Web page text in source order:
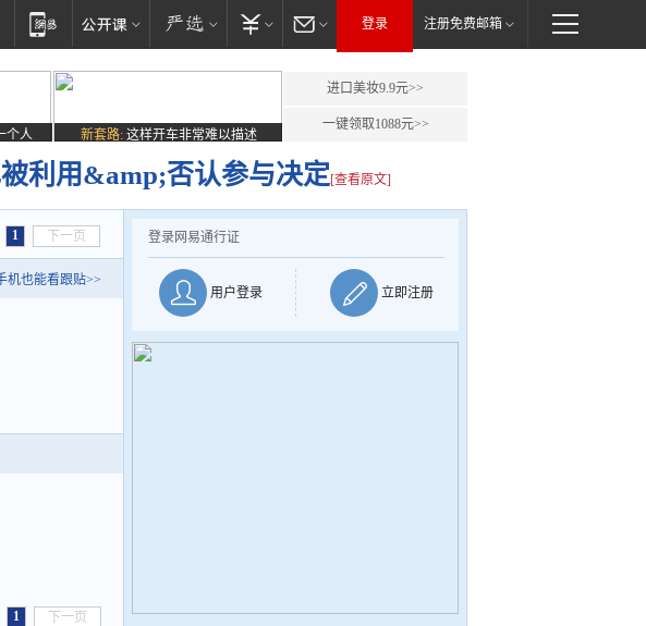
登录 注册免费邮箱
个人 新套路: 这样开车非常难以描述
进口美妆9.9元>>
一键领取1088元>>
利用&amp;否认参与决定[查看原文]
1 下一页
机也能看跟贴>>
1 下一页
登录网易通行证
用户登录 立即注册